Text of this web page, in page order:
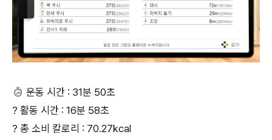
운동 시간 : 31분 50초
? 활동 시간 : 16분 58초
? 총 소비 칼로리 : 70.27kcal